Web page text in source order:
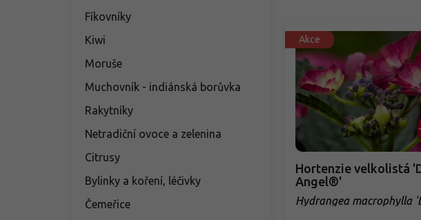
Fíkovníky
Kiwi
Moruše
Muchovník - indiánská borůvka
Rakytníky
Netradiční ovoce a zelenina
Citrusy
Bylinky a koření, léčivky
Čemeřice
Akce
Hortenzie velkolistá
Angel®'
Hydrangea macrophylla